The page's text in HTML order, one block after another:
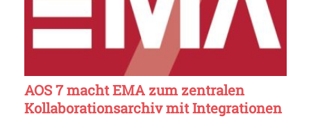
AOS 7 macht EMA zum zentralen
Kollaborationsarchiv mit Integrationen